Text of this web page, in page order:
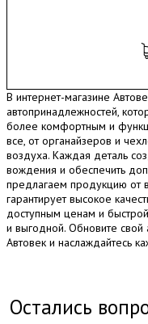
В интернет-магазине
автопринадлежностей,
более комфортным и
все, от органайзеров и
воздуха. Каждая деталь
вождения и обеспечить
предлагаем продукцию от
гарантирует высокое
доступным ценам и
и выгодной. Обновите свой
Автовек и наслаждайтесь
Остались